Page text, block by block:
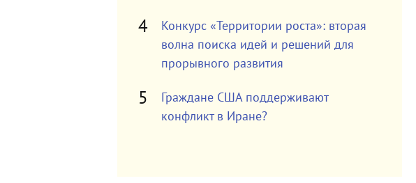
Конкурс «Территории роста»: вторая
волна поиска идей и решений для
прорывного развития
Граждане США поддерживают
конфликт в Иране?